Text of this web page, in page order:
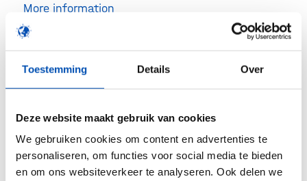
Toestemming Details Over
Deze website maakt gebruik van cookies
We gebruiken cookies om content en advertenties te
personaliseren, om functies voor social media te bieden
en om ons websiteverkeer te analyseren. Ook delen we
More information
Please see
€50 discount for HollandBIO members
Please fill in “HollandBio member” in the remark
field.